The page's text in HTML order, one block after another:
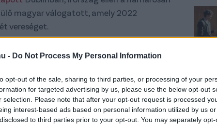
- Do Not Process My Personal Information
opt-out of the sale, sharing to third parties, or processing of your
for targeted advertising by us, please use the below opt-out
selection. Please note that after your opt-out request is processed
interest-based ads based on personal information utilized by us
to third parties prior to your opt-out. You may separately
magyar válogatott, amely 2022
vereséget.
hozó mérkőzést követően
is csalódottan értékelt, de látott
senki sem halt bele ebbe